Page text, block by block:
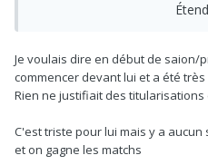
bon. Quand il lui préfère
Je voulais dire en début de saion/
commencer devant lui et a été très
Rien ne justifiait des titularisations
C'est triste pour lui mais y a
et on gagne les matchs